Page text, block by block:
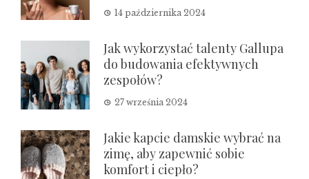
14 października 2024
Jak wykorzystać talenty Gallupa
do budowania efektywnych
zespołów?
27 września 2024
Jakie kapcie damskie wybrać na
zimę, aby zapewnić sobie
komfort i ciepło?